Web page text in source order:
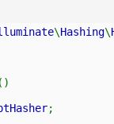
\Hashing\
;